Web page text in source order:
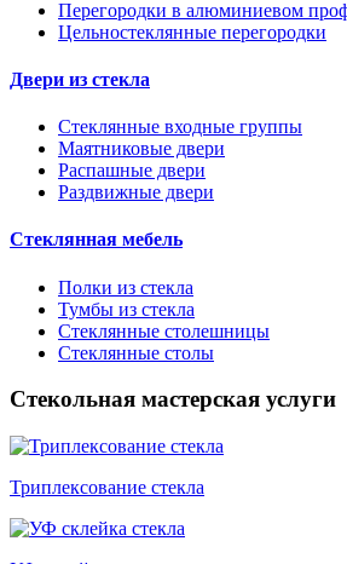
Перегородки в алюминиевом
Цельностеклянные перегородки
Двери из стекла
Стеклянные входные группы
Маятниковые двери
Распашные двери
Раздвижные двери
Стеклянная мебель
Полки из стекла
Тумбы из стекла
Стеклянные столешницы
Стеклянные столы
Стекольная мастерская услуги
Триплексование стекла